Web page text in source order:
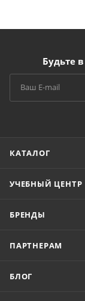
Будьте
КАТАЛОГ
УЧЕБНЫЙ ЦЕНТР
БРЕНДЫ
ПАРТНЕРАМ
БЛОГ